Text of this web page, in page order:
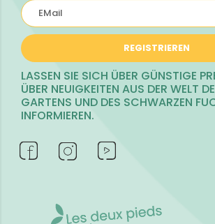
REGISTRIEREN
LASSEN SIE SICH ÜBER GÜNSTIGE
ÜBER NEUIGKEITEN AUS DER WELT
GARTENS UND DES SCHWARZEN
INFORMIEREN.